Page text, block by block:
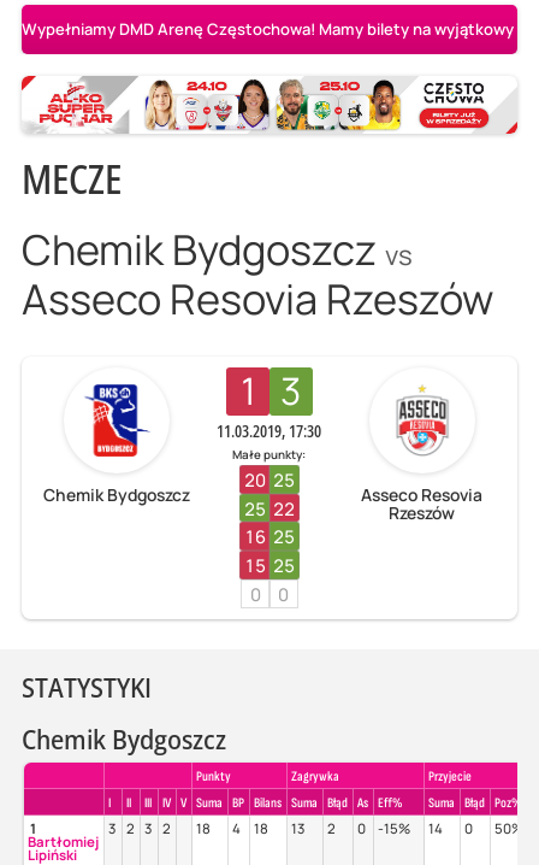
Wypełniamy DMD Arenę Częstochowa! Mamy bilety na wyjątkowy
MECZE
Chemik Bydgoszcz vs
Asseco Resovia Rzeszów
Chemik Bydgoszcz
1 3
11.03.2019, 17:30
Małe punkty:
20 25
25 22
16 25
15 25
0
0
Asseco Resovia
Rzeszów
STATYSTYKI
Chemik Bydgoszcz
Punkty Zagrywka
Przyjecie
I
II III IV V Suma BP Bilans Suma Błąd As Eff% Suma Błąd Poz%
1
Bartłomiej
Lipiński
3 2 3 2 18 4 18 13 2 0 -15% 14 0 50%